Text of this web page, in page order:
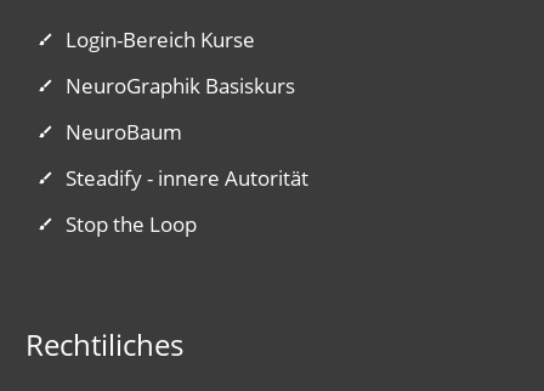
Login-Bereich Kurse
NeuroGraphik Basiskurs
NeuroBaum
Steadify - innere Autorität
Stop the Loop
Rechtiliches